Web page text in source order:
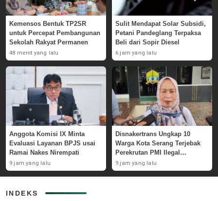
Kemensos Bentuk TP2SR
untuk Percepat Pembangunan
Sekolah Rakyat Permanen
48 menit yang lalu
Sulit Mendapat Solar Subsidi,
Petani Pandeglang Terpaksa
Beli dari Sopir Diesel
6 jam yang lalu
Anggota Komisi IX Minta
Evaluasi Layanan BPJS usai
Ramai Nakes Nirempati
9 jam yang lalu
Disnakertrans Ungkap 10
Warga Kota Serang Terjebak
Perekrutan PMI Ilegal
Sepanjang 2026
9 jam yang lalu
INDEKS